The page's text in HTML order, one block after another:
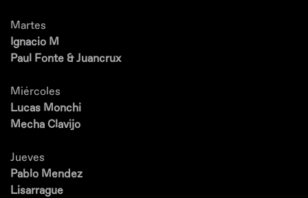
Martes
Ignacio M
Paul Fonte & Juancrux
Miércoles
Lucas Monchi
Mecha Clavijo
Jueves
Pablo Mendez
Lisarrague